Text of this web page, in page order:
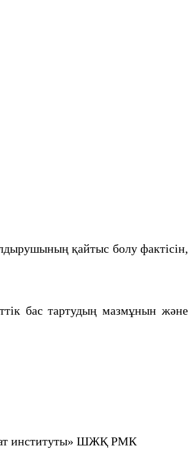
қайтыс болу фактiсiн,
бас тартудың мазмұнын және
институты» ШЖҚ РМК